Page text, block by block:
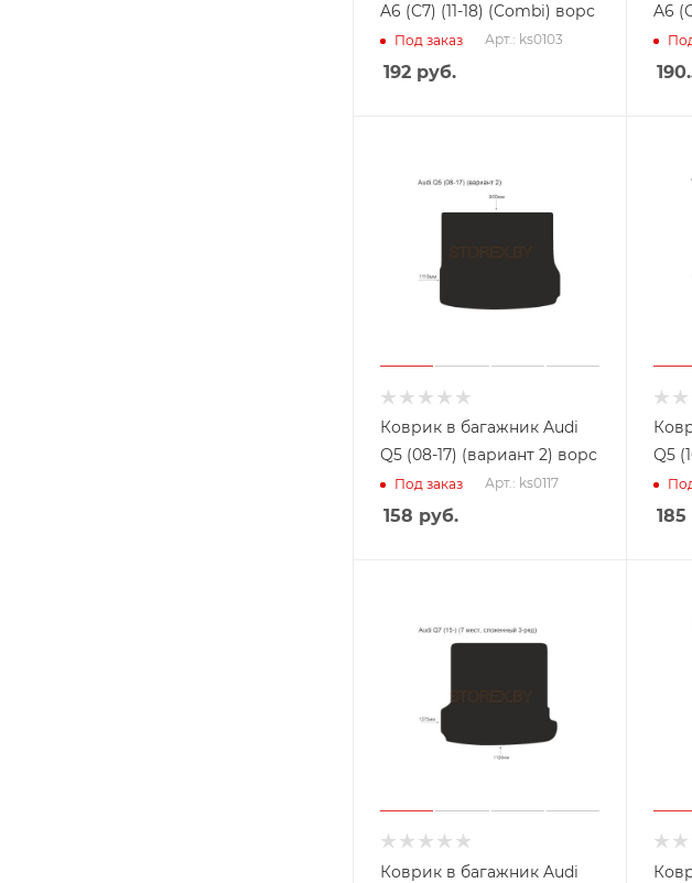
A6 (C7) (11-18) (Combi) ворс
Под заказ Арт.: ks0103
192 руб.
A6
Коврик в багажник Audi
Q5 (08-17) (вариант 2) ворс
Под заказ Арт.: ks0117
158 руб.
Q5
185
Коврик в багажник Audi